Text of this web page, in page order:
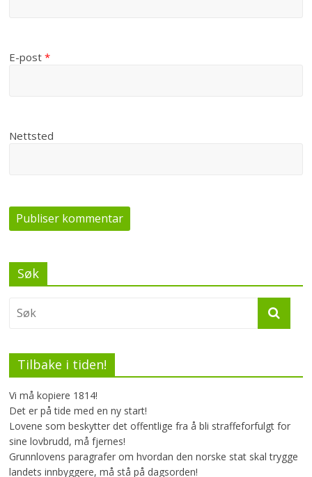
E-post*
Nettsted
Søk
Tilbake i tiden!
Vi må kopiere 1814!
Det er på tide med en ny start!
Lovene som beskytter det offentlige fra å bli straffeforfulgt for
sine lovbrudd, må fjernes!
Grunnlovens paragrafer om hvordan den norske stat skal trygge
landets innbyggere, må stå på dagsorden!